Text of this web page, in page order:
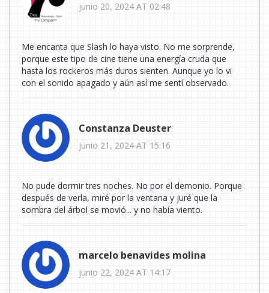
junio 20, 2024 AT 02:48
Me encanta que Slash lo haya visto. No me sorprende,
porque este tipo de cine tiene una energía cruda que
hasta los rockeros más duros sienten. Aunque yo lo vi
con el sonido apagado y aún así me sentí observado.
Constanza Deuster
junio 21, 2024 AT 15:16
No pude dormir tres noches. No por el demonio. Porque
después de verla, miré por la ventana y juré que la
sombra del árbol se movió... y no había viento.
marcelo benavides molina
junio 22, 2024 AT 14:17